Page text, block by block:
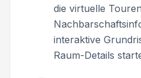
die virtuelle
interaktive
Raum-Details